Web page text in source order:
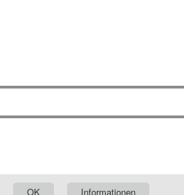
OK Informationen